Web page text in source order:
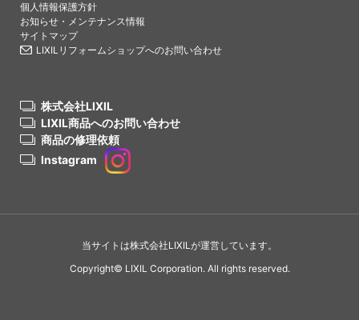
個人情報保護方針
お知らせ・メンテナンス情報
サイトマップ
LIXILリフォームショップへのお問い合わせ
株式会社LIXIL
LIXIL商品へのお問い合わせ
商品の修理依頼
Instagram
当サイトは株式会社LIXILが運営しています。
Copyright© LIXIL Corporation. All rights reserved.